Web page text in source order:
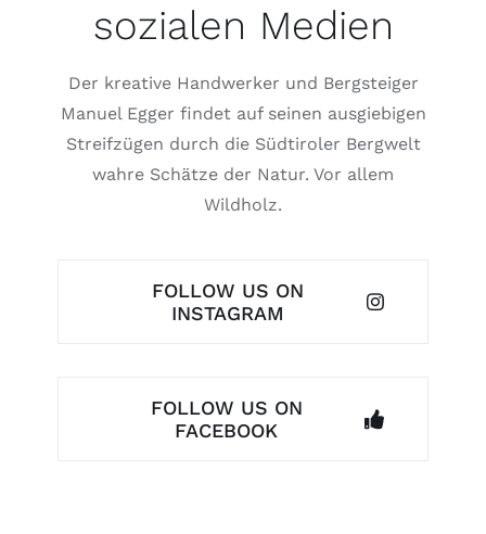
sozialen Medien
Der kreative Handwerker und Bergsteiger
Manuel Egger findet auf seinen ausgiebigen
Streifzügen durch die Südtiroler Bergwelt
wahre Schätze der Natur. Vor allem
Wildholz.
FOLLOW US ON
INSTAGRAM
FOLLOW US ON
FACEBOOK